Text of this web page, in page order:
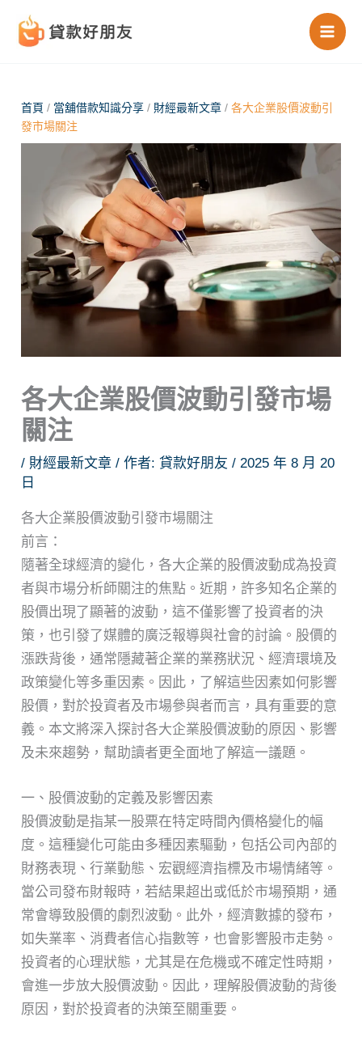
首頁 / 當舖借款知識分享 / 財經最新文章 /各大企業股價波動引
發市場關注
各大企業股價波動引發市場
關注
/ 財經最新文章 / 作者:貸款好朋友/ 2025 年 8 月 20
日
各大企業股價波動引發市場關注
前言：
隨著全球經濟的變化，各大企業的股價波動成為投資
者與市場分析師關注的焦點。近期，許多知名企業的
股價出現了顯著的波動，這不僅影響了投資者的決
策，也引發了媒體的廣泛報導與社會的討論。股價的
漲跌背後，通常隱藏著企業的業務狀況、經濟環境及
政策變化等多重因素。因此，了解這些因素如何影響
股價，對於投資者及市場參與者而言，具有重要的意
義。本文將深入探討各大企業股價波動的原因、影響
及未來趨勢，幫助讀者更全面地了解這一議題。
一、股價波動的定義及影響因素
股價波動是指某一股票在特定時間內價格變化的幅
度。這種變化可能由多種因素驅動，包括公司內部的
財務表現、行業動態、宏觀經濟指標及市場情緒等。
當公司發布財報時，若結果超出或低於市場預期，通
常會導致股價的劇烈波動。此外，經濟數據的發布，
如失業率、消費者信心指數等，也會影響股市走勢。
投資者的心理狀態，尤其是在危機或不確定性時期，
會進一步放大股價波動。因此，理解股價波動的背後
原因，對於投資者的決策至關重要。